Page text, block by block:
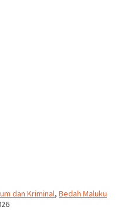
dan Kriminal, Bedah Maluku